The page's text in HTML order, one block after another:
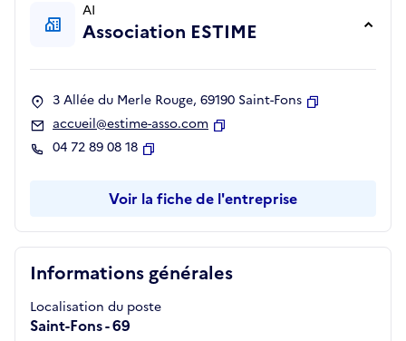
Informations générales
Localisation du poste
Saint-Fons - 69
AI
Association ESTIME
3 Allée du Merle Rouge, 69190 Saint-Fons
accueil@estime-asso.com
04 72 89 08 18
Voir la fiche de l'entreprise